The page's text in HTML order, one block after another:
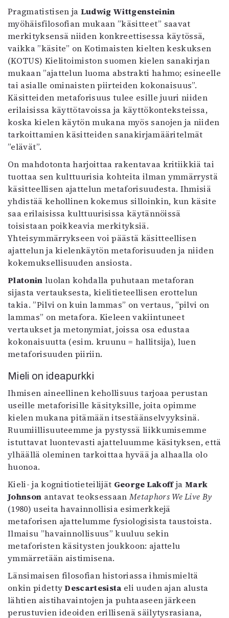
Pragmatistisen ja Ludwig Wittgensteinin
myöhäisfilosofian mukaan ”käsitteet” saavat
merkityksensä niiden konkreettisessa käytössä,
vaikka ”käsite” on Kotimaisten kielten keskuksen
(KOTUS) Kielitoimiston suomen kielen sanakirjan
mukaan ”ajattelun luoma abstrakti hahmo; esineelle
tai asialle ominaisten piirteiden kokonaisuus”.
Käsitteiden metaforisuus tulee esille juuri niiden
erilaisissa käyttötavoissa ja käyttökonteksteissa,
koska kielen käytön mukana myös sanojen ja niiden
tarkoittamien käsitteiden sanakirjamääritelmät
”elävät”.
On mahdotonta harjoittaa rakentavaa kritiikkiä tai
tuottaa sen kulttuurisia kohteita ilman ymmärrystä
käsitteellisen ajattelun metaforisuudesta. Ihmisiä
yhdistää kehollinen kokemus silloinkin, kun käsite
saa erilaisissa kulttuurisissa käytännöissä
toisistaan poikkeavia merkityksiä.
Yhteisymmärrykseen voi päästä käsitteellisen
ajattelun ja kielenkäytön metaforisuuden ja niiden
kokemuksellisuuden ansiosta.
Platonin luolan kohdalla puhutaan metaforan
sijasta vertauksesta, kielitieteellisen erottelun
takia. ”Pilvi on kuin lammas” on vertaus, ”pilvi on
lammas” on metafora. Kieleen vakiintuneet
vertaukset ja metonymiat, joissa osa edustaa
kokonaisuutta (esim. kruunu = hallitsija), luen
metaforisuuden piiriin.
Mieli on ideapurkki
Ihmisen aineellinen kehollisuus tarjoaa perustan
useille metaforisille käsityksille, joita opimme
kielen mukana pitämään itsestäänselvyyksinä.
Ruumiillisuuteemme ja pystyssä liikkumisemme
istuttavat luontevasti ajatteluumme käsityksen, että
ylhäällä oleminen tarkoittaa hyvää ja alhaalla olo
huonoa.
Kieli- ja kognitiotieteilijät George LakoffjaMark
Johnson antavat teoksessaan Metaphors We Live By
(1980) useita havainnollisia esimerkkejä
metaforisen ajattelumme fysiologisista taustoista.
Ilmaisu ”havainnollisuus” kuuluu sekin
metaforisten käsitysten joukkoon: ajattelu
ymmärretään aistimisena.
Länsimaisen filosofian historiassa ihmismieltä
onkin pidettyDescartesista eli uuden ajan alusta
lähtien aistihavaintojen ja puhtaaseen järkeen
perustuvien ideoiden erillisenä säilytysrasiana,